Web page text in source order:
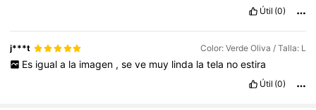
Útil (0)
j***t Color: Verde Oliva / Talla: L
Es igual a la imagen , se ve muy linda la tela no estira
Útil (0)